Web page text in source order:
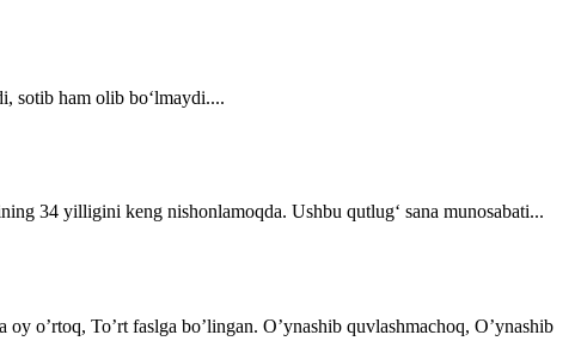
sotib ham olib bo‘lmaydi....
34 yilligini keng nishonlamoqda. Ushbu qutlug‘ sana munosabati...
o’rtoq, To’rt faslga bo’lingan. O’ynashib quvlashmachoq, O’ynashib